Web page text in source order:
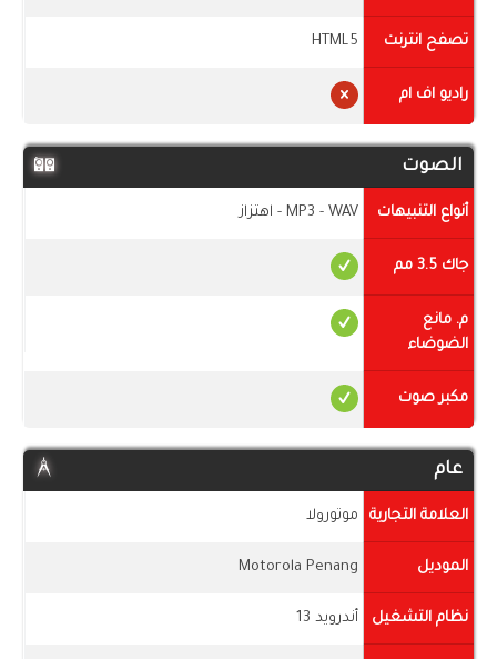
تصفح انترنت HTML5
راديو اف ام
الصوت
أنواع التنبيهات MP3 - WAV - اهتزاز
جاك 3.5 مم
م. مانع
الضوضاء
مكبر صوت
عام
العلامة التجارية موتورولا
الموديل Motorola Penang
نظام التشغيل أندرويد 13